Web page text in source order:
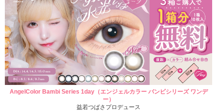
AngelColor Bambi Series 1day（エンジェルカラー バンビシリーズ ワンデ
ー）
益若つばさプロデュース